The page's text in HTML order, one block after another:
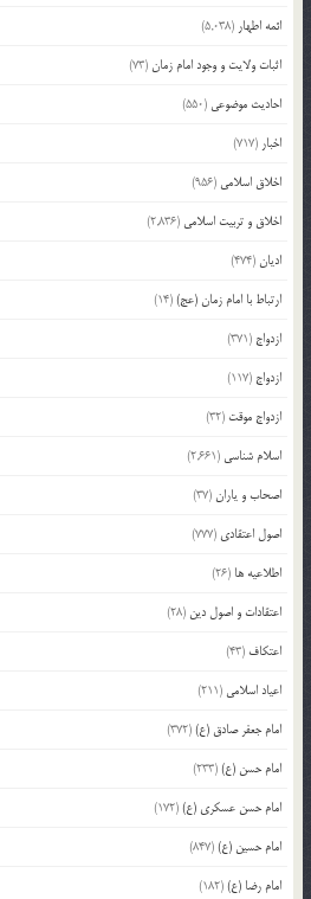
ائمه اطهار (5,038)
اثبات ولایت و وجود امام زمان(73)
احادیث موضوعی (550)
اخبار (717)
اخلاق اسلامی (956)
اخلاق و تربیت اسلامی (2,836)
ادیان(474)
ارتباط با امام زمان (عج)(14)
ازدواج (371)
ازدواج (117)
ازدواج موقت (32)
اسلام شناسی (2,661)
اصحاب و یاران(37)
اصول اعتقادی (777)
اطلاعیه ها (26)
اعتقادات و اصول دین (28)
اعتکاف (43)
اعیاد اسلامی (211)
امام جعفر صادق (ع)(372)
امام حسن (ع)(233)
امام حسن عسکری (ع)(172)
امام حسین (ع)(847)
امام رضا (ع)(182)